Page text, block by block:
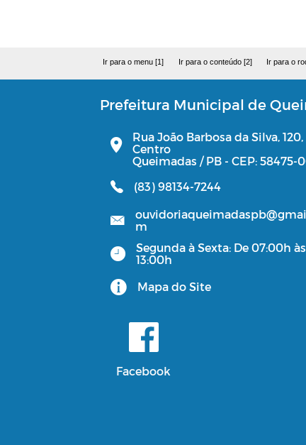
Ir para o menu [1] Ir para o conteúdo [2] Ir para o
Prefeitura Municipal de
Rua João Barbosa da Silva, 120,
Centro
Queimadas / PB - CEP: 58475-
(83) 98134-7244
m
Segunda à Sexta: De 07:00h às
13:00h
Mapa do Site
Facebook